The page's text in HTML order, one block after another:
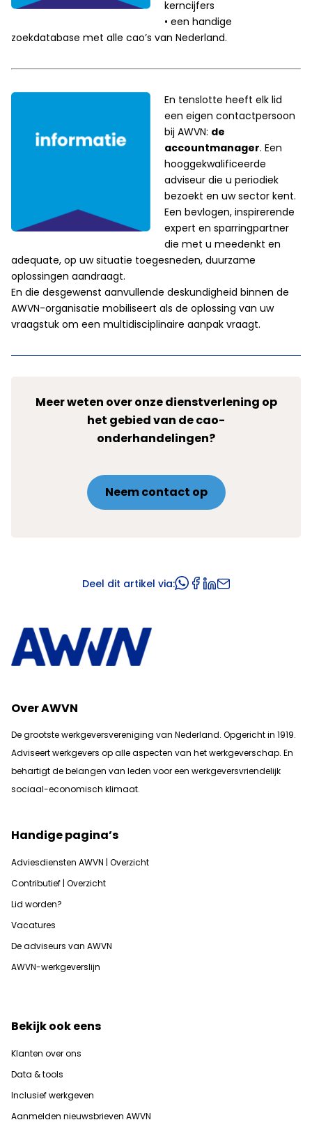
kerncijfers
• een handige
zoekdatabase met alle cao’s van Nederland.
En tenslotte heeft elk lid
een eigen contactpersoon
bij AWVN: de
accountmanager. Een
hooggekwalificeerde
adviseur die u periodiek
bezoekt en uw sector kent.
Een bevlogen, inspirerende
expert en sparringpartner
die met u meedenkt en
adequate, op uw situatie toegesneden, duurzame
oplossingen aandraagt.
En die desgewenst aanvullende deskundigheid binnen de
AWVN-organisatie mobiliseert als de oplossing van uw
vraagstuk om een multidisciplinaire aanpak vraagt.
Meer weten over onze dienstverlening op
het gebied van de cao-
onderhandelingen?
Neem contact op
Deel dit artikel via:
Over AWVN
De grootste werkgeversvereniging van Nederland. Opgericht in 1919.
Adviseert werkgevers op alle aspecten van het werkgeverschap. En
behartigt de belangen van leden voor een werkgeversvriendelijk
sociaal-economisch klimaat.
Handige pagina’s
Adviesdiensten AWVN | Overzicht
Contributief | Overzicht
Lid worden?
Vacatures
De adviseurs van AWVN
AWVN-werkgeverslijn
Bekijk ook eens
Klanten over ons
Data & tools
Inclusief werkgeven
Aanmelden nieuwsbrieven AWVN